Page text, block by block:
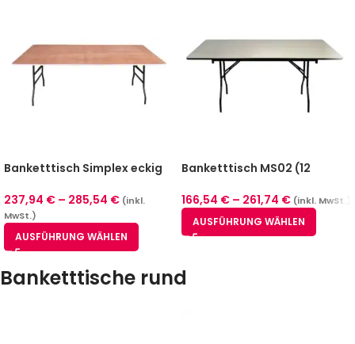
Banketttisch Simplex eckig
237,94 € – 285,54 € (inkl.
MwSt.)
AUSFÜHRUNG WÄHLEN
Banketttisch MS02 (12
166,54 € – 261,74 € (inkl. MwSt.)
AUSFÜHRUNG WÄHLEN
Banketttische rund